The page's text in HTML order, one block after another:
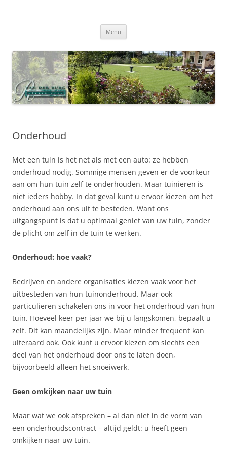
Menu
Onderhoud
Met een tuin is het net als met een auto: ze hebben
onderhoud nodig. Sommige mensen geven er de voorkeur
aan om hun tuin zelf te onderhouden. Maar tuinieren is
niet ieders hobby. In dat geval kunt u ervoor kiezen om het
onderhoud aan ons uit te besteden. Want ons
uitgangspunt is dat u optimaal geniet van uw tuin, zonder
de plicht om zelf in de tuin te werken.
Onderhoud: hoe vaak?
Bedrijven en andere organisaties kiezen vaak voor het
uitbesteden van hun tuinonderhoud. Maar ook
particulieren schakelen ons in voor het onderhoud van hun
tuin. Hoeveel keer per jaar we bij u langskomen, bepaalt u
zelf. Dit kan maandelijks zijn. Maar minder frequent kan
uiteraard ook. Ook kunt u ervoor kiezen om slechts een
deel van het onderhoud door ons te laten doen,
bijvoorbeeld alleen het snoeiwerk.
Geen omkijken naar uw tuin
Maar wat we ook afspreken – al dan niet in de vorm van
een onderhoudscontract – altijd geldt: u heeft geen
omkijken naar uw tuin.